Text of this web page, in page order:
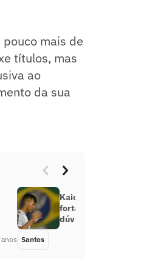
mais de
títulos, mas
ao
da sua
anos
Kaio Jorge faz trabalho de
fortalecimento muscular e é
dúvida para a Libertadores
Santos